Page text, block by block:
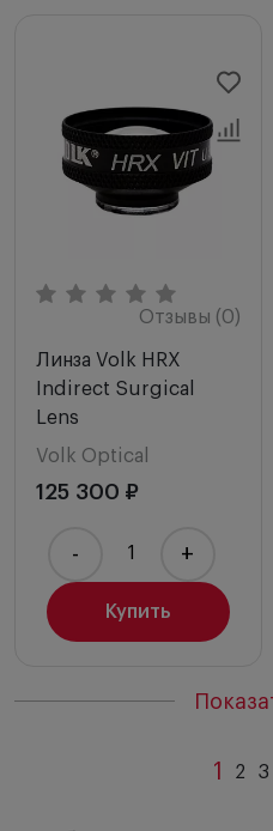
Отзывы (0)
Линза Volk HRX
Indirect Surgical
Lens
Volk Optical
125 300 ₽
Купить
- +
1 2 3